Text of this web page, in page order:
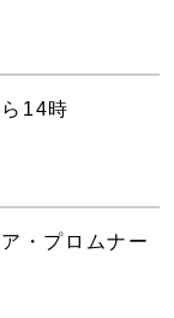
14時
・プロムナー